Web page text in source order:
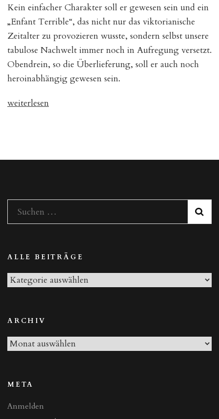
Kein einfacher Charakter soll er gewesen sein und ein
„Enfant Terrible“, das nicht nur das viktorianische
Zeitalter zu provozieren wusste, sondern selbst unsere
tabulose Nachwelt immer noch in Aufregung versetzt.
Obendrein, so die Überlieferung, soll er auch noch
heroinabhängig gewesen sein.
„Lady
Korrespondenz
Teil
weiterlesen
Suchen
nach:
ALLE BEITRÄGE
Alle
ARCHIV
Archiv
META
Anmelden